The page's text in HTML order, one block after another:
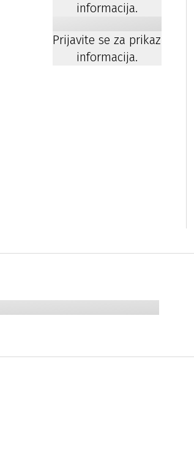
informacija.
Prijavite se za prikaz
informacija.